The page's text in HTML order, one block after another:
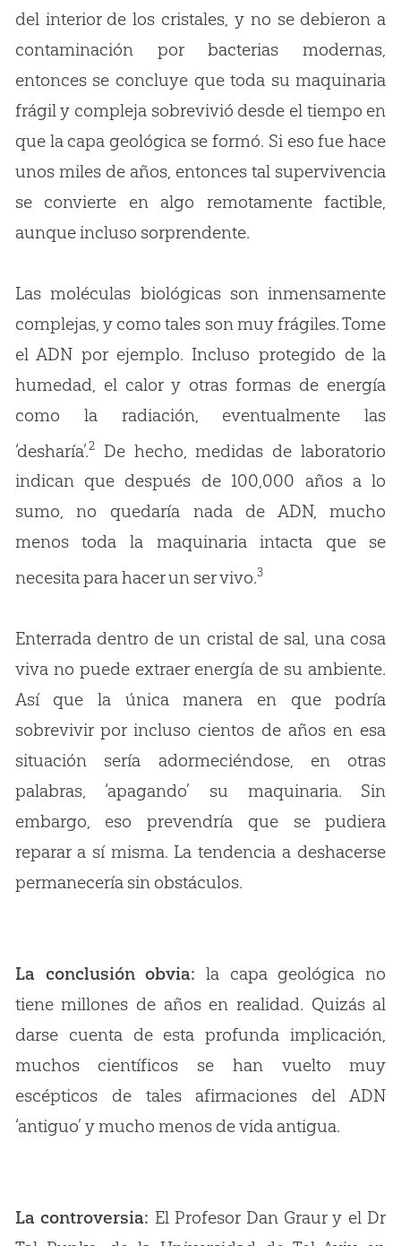
del interior de los cristales, y no se debieron a
contaminación por bacterias modernas,
entonces se concluye que toda su maquinaria
frágil y compleja sobrevivió desde el tiempo en
que la capa geológica se formó. Si eso fue hace
unos miles de años, entonces tal supervivencia
se convierte en algo remotamente factible,
aunque incluso sorprendente.
Las moléculas biológicas son inmensamente
complejas, y como tales son muy frágiles. Tome
el ADN por ejemplo. Incluso protegido de la
humedad, el calor y otras formas de energía
como la radiación, eventualmente las
‘desharía’.2De hecho, medidas de laboratorio
indican que después de 100,000 años a lo
sumo, no quedaría nada de ADN, mucho
menos toda la maquinaria intacta que se
necesita para hacer un ser vivo.3
Enterrada dentro de un cristal de sal, una cosa
viva no puede extraer energía de su ambiente.
Así que la única manera en que podría
sobrevivir por incluso cientos de años en esa
situación sería adormeciéndose, en otras
palabras, ‘apagando’ su maquinaria. Sin
embargo, eso prevendría que se pudiera
reparar a sí misma. La tendencia a deshacerse
permanecería sin obstáculos.
La conclusión obvia: la capa geológica no
tiene millones de años en realidad. Quizás al
darse cuenta de esta profunda implicación,
muchos científicos se han vuelto muy
escépticos de tales afirmaciones del ADN
‘antiguo’ y mucho menos de vida antigua.
La controversia: El Profesor Dan Graur y el Dr